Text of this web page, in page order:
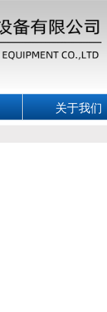
关于我们